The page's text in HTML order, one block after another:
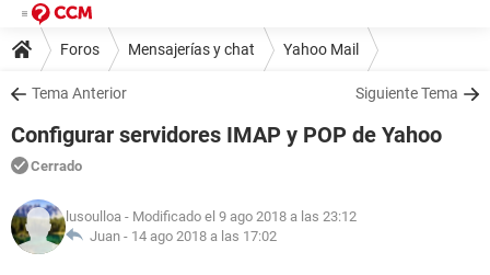
Foros Mensajerías y chat Yahoo Mail
Tema Anterior Siguiente Tema
Configurar servidores IMAP y POP de Yahoo
Cerrado
lusoulloa - Modificado el 9 ago 2018 a las 23:12
Juan - 14 ago 2018 a las 17:02